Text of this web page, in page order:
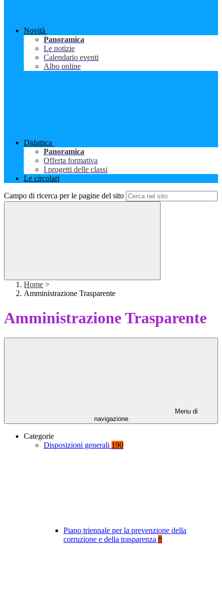
Novità
Panoramica
Le notizie
Calendario eventi
Albo online
Didattica
Panoramica
Offerta formativa
I progetti delle classi
Le circolari
Campo di ricerca per le pagine del sito
Home >
Amministrazione Trasparente
Amministrazione Trasparente
Menu di
navigazione
Categorie
Disposizioni generali 190
Piano triennale per la prevenzione della
corruzione e della trasparenza 8